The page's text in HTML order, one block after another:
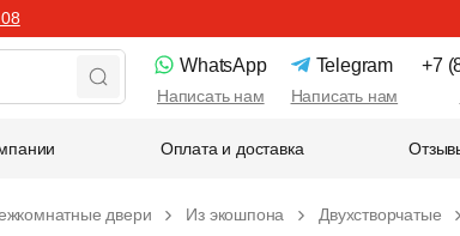
WhatsApp
Написать нам
Telegram
Написать нам
+7
Оплата и доставка
двери Из экошпона Двухстворчатые